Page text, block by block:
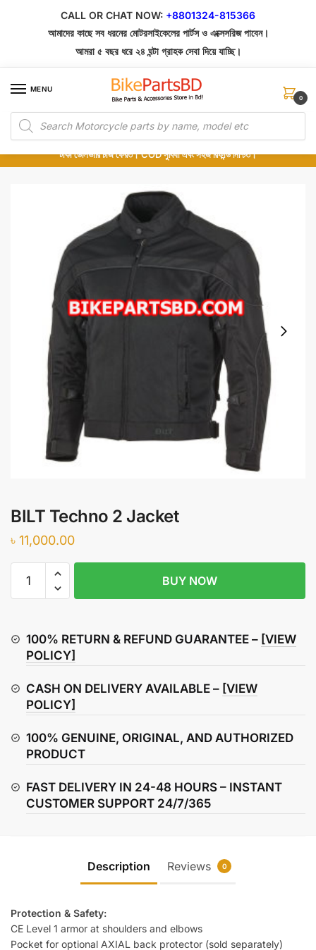
CALL OR CHAT NOW: +8801324-815366
আমাদের কাছে সব ধরনের মোটরসাইকেলের পার্টস ও এক্সেসরিজ পাবেন।
আমরা ৫ বছর ধরে ২৪ ঘন্টা গ্রাহক সেবা দিয়ে যাচ্ছি।
MENU
Products
search
0
১০০% অরিজিনাল পার্টস – শোরুম থেকে সরাসরি সংগ্রহ এবং শুধুমাত্র কুরিয়ার সার্ভিসে ডেলিভারি।
অর্ডার করার পর পার্টের ছবি দেখুন। পছন্দ হলে Cash on Delivery দিন, না হলে ৫ মিনিটে ১৯৯
টাকা ডেলিভারি চার্জ ফেরত। COD সুবিধা এবং সহজ রিফান্ড নিশ্চিত।
BILT Techno 2 Jacket
৳ 11,000.00
Techno
quantity
BUY NOW
100% RETURN & REFUND GUARANTEE – [VIEW
POLICY]
CASH ON DELIVERY AVAILABLE – [VIEW
POLICY]
100% GENUINE, ORIGINAL, AND AUTHORIZED
PRODUCT
FAST DELIVERY IN 24-48 HOURS – INSTANT
CUSTOMER SUPPORT 24/7/365
Description Reviews 0
Protection & Safety:
CE Level 1 armor at shoulders and elbows
Pocket for optional AXIAL back protector (sold separately)